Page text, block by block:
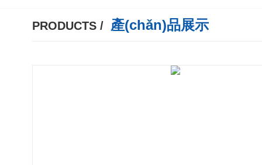
PRODUCTS / 產(chǎn)品展示